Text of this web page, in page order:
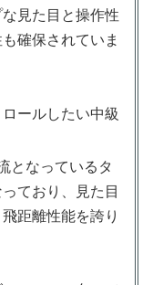
見た目と操作性
確保されていま
ールしたい中級
となっているタ
ており、見た目
距離性能を誇り